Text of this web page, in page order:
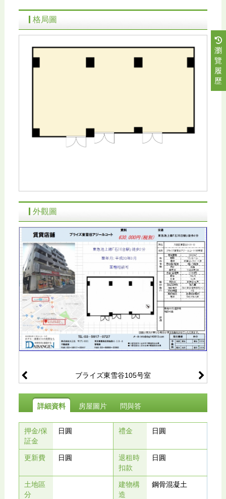
格局圖
外觀圖
ブライズ東雪谷105号室
詳細資料 房屋圖片 問與答
押金/保
証金
日圓 禮金 日圓
更新費 日圓
退租時
扣款
日圓
土地區
分
建物構
造
鋼骨混凝土
瀏
覽
履
歷